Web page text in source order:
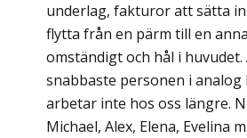
underlag, fakturor att sätta
flytta från en pärm till en
omständigt och hål i huvudet.
snabbaste personen i
arbetar inte hos oss längre.
Michael, Alex, Elena, Evelina